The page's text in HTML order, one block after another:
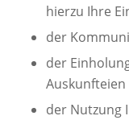
hierzu Ihre
der
der
Auskunfteien
der Nutzung